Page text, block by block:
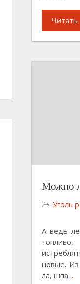
Читать
Можно
Уголь
А ведь
новые.
ла, шпа ...